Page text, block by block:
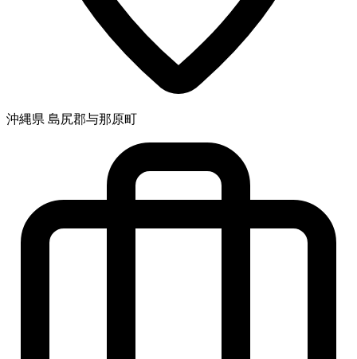
沖縄県 島尻郡与那原町